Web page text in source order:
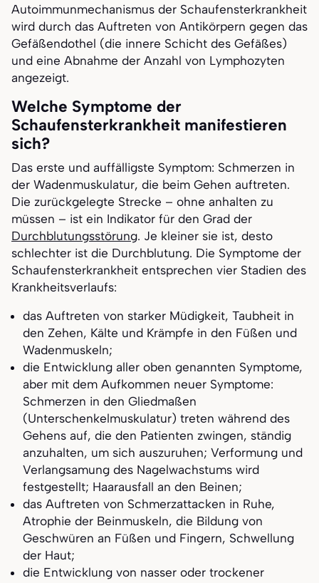
Autoimmunmechanismus der Schaufensterkrankheit
wird durch das Auftreten von Antikörpern gegen das
Gefäßendothel (die innere Schicht des Gefäßes)
und eine Abnahme der Anzahl von Lymphozyten
angezeigt.
Welche Symptome der
Schaufensterkrankheit manifestieren
sich?
Das erste und auffälligste Symptom: Schmerzen in
der Wadenmuskulatur, die beim Gehen auftreten.
Die zurückgelegte Strecke – ohne anhalten zu
müssen – ist ein Indikator für den Grad der
Durchblutungsstörung. Je kleiner sie ist, desto
schlechter ist die Durchblutung. Die Symptome der
Schaufensterkrankheit entsprechen vier Stadien des
Krankheitsverlaufs:
das Auftreten von starker Müdigkeit, Taubheit in
den Zehen, Kälte und Krämpfe in den Füßen und
Wadenmuskeln;
die Entwicklung aller oben genannten Symptome,
aber mit dem Aufkommen neuer Symptome:
Schmerzen in den Gliedmaßen
(Unterschenkelmuskulatur) treten während des
Gehens auf, die den Patienten zwingen, ständig
anzuhalten, um sich auszuruhen; Verformung und
Verlangsamung des Nagelwachstums wird
festgestellt; Haarausfall an den Beinen;
das Auftreten von Schmerzattacken in Ruhe,
Atrophie der Beinmuskeln, die Bildung von
Geschwüren an Füßen und Fingern, Schwellung
der Haut;
die Entwicklung von nasser oder trockener